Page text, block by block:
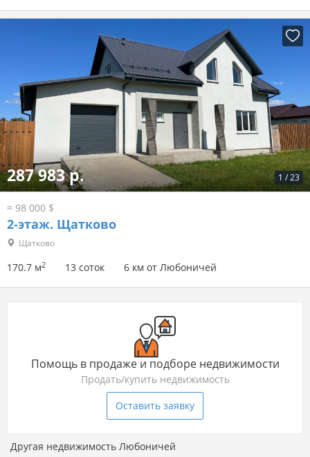
1 /23
287 983 р.
≈ 98 000 $
2-этаж. Щатково
Щатково
170.7 м2 13 соток 6 км от Любоничей
Помощь в продаже и подборе недвижимости
Продать/купить недвижимость
Оставить заявку
Другая недвижимость Любоничей